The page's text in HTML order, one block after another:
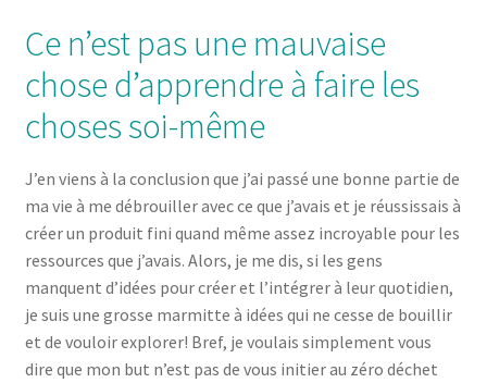
Ce n’est pas une mauvaise
chose d’apprendre à faire les
choses soi-même
J’en viens à la conclusion que j’ai passé une bonne partie de
ma vie à me débrouiller avec ce que j’avais et je réussissais à
créer un produit fini quand même assez incroyable pour les
ressources que j’avais. Alors, je me dis, si les gens
manquent d’idées pour créer et l’intégrer à leur quotidien,
je suis une grosse marmitte à idées qui ne cesse de bouillir
et de vouloir explorer! Bref, je voulais simplement vous
dire que mon but n’est pas de vous initier au zéro déchet